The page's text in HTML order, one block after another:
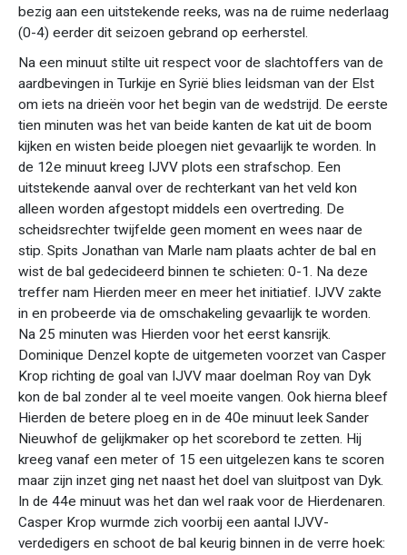
bezig aan een uitstekende reeks, was na de ruime nederlaag
(0-4) eerder dit seizoen gebrand op eerherstel.
Na een minuut stilte uit respect voor de slachtoffers van de
aardbevingen in Turkije en Syrië blies leidsman van der Elst
om iets na drieën voor het begin van de wedstrijd. De eerste
tien minuten was het van beide kanten de kat uit de boom
kijken en wisten beide ploegen niet gevaarlijk te worden. In
de 12e minuut kreeg IJVV plots een strafschop. Een
uitstekende aanval over de rechterkant van het veld kon
alleen worden afgestopt middels een overtreding. De
scheidsrechter twijfelde geen moment en wees naar de
stip. Spits Jonathan van Marle nam plaats achter de bal en
wist de bal gedecideerd binnen te schieten: 0-1. Na deze
treffer nam Hierden meer en meer het initiatief. IJVV zakte
in en probeerde via de omschakeling gevaarlijk te worden.
Na 25 minuten was Hierden voor het eerst kansrijk.
Dominique Denzel kopte de uitgemeten voorzet van Casper
Krop richting de goal van IJVV maar doelman Roy van Dyk
kon de bal zonder al te veel moeite vangen. Ook hierna bleef
Hierden de betere ploeg en in de 40e minuut leek Sander
Nieuwhof de gelijkmaker op het scorebord te zetten. Hij
kreeg vanaf een meter of 15 een uitgelezen kans te scoren
maar zijn inzet ging net naast het doel van sluitpost van Dyk.
In de 44e minuut was het dan wel raak voor de Hierdenaren.
Casper Krop wurmde zich voorbij een aantal IJVV-
verdedigers en schoot de bal keurig binnen in de verre hoek: